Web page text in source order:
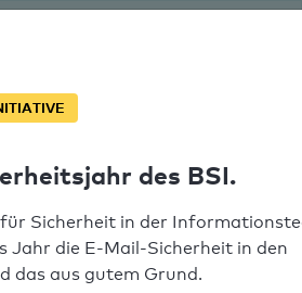
des BSI.
Sicherheit in der
Jahr die E-Mail-Sicherheit in den
das aus gutem Grund.